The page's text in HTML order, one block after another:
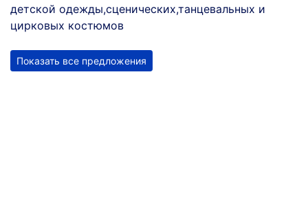
детской одежды,сценических,танцевальных и
цирковых костюмов
Показать все предложения